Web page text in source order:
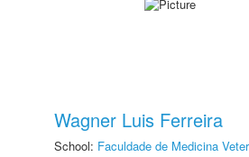
Wagner Luis Ferreira
School: Faculdade de Medicina